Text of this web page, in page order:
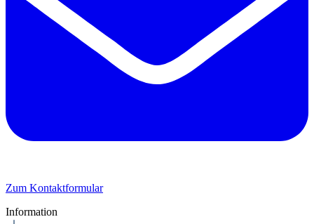
Zum Kontaktformular
Information